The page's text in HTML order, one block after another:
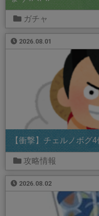
ガチャ
2026.08.01
【衝撃】チェルノボグ
攻略情報
2026.08.02